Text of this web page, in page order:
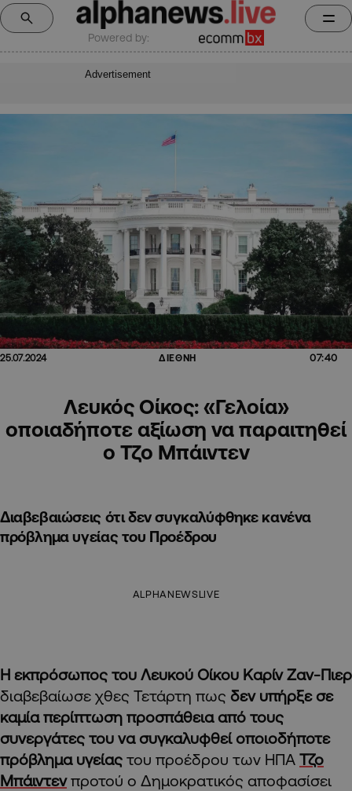
Powered by:
Advertisement
25.07.2024 ΔΙΕΘΝΗ 07:40
Λευκός Οίκος: «Γελοία»
οποιαδήποτε αξίωση να παραιτηθεί
ο Τζο Μπάιντεν
Διαβεβαιώσεις ότι δεν συγκαλύφθηκε κανένα
πρόβλημα υγείας του Προέδρου
ALPHANEWSLIVE
Η εκπρόσωπος του Λευκού Οίκου Καρίν Ζαν-Πιερ
διαβεβαίωσε χθες Τετάρτη πως δεν υπήρξε σε
καμία περίπτωση προσπάθεια από τους
συνεργάτες του να συγκαλυφθεί οποιοδήποτε
πρόβλημα υγείας του προέδρου των ΗΠΑ Τζο
Μπάιντενπροτού ο Δημοκρατικός αποφασίσει